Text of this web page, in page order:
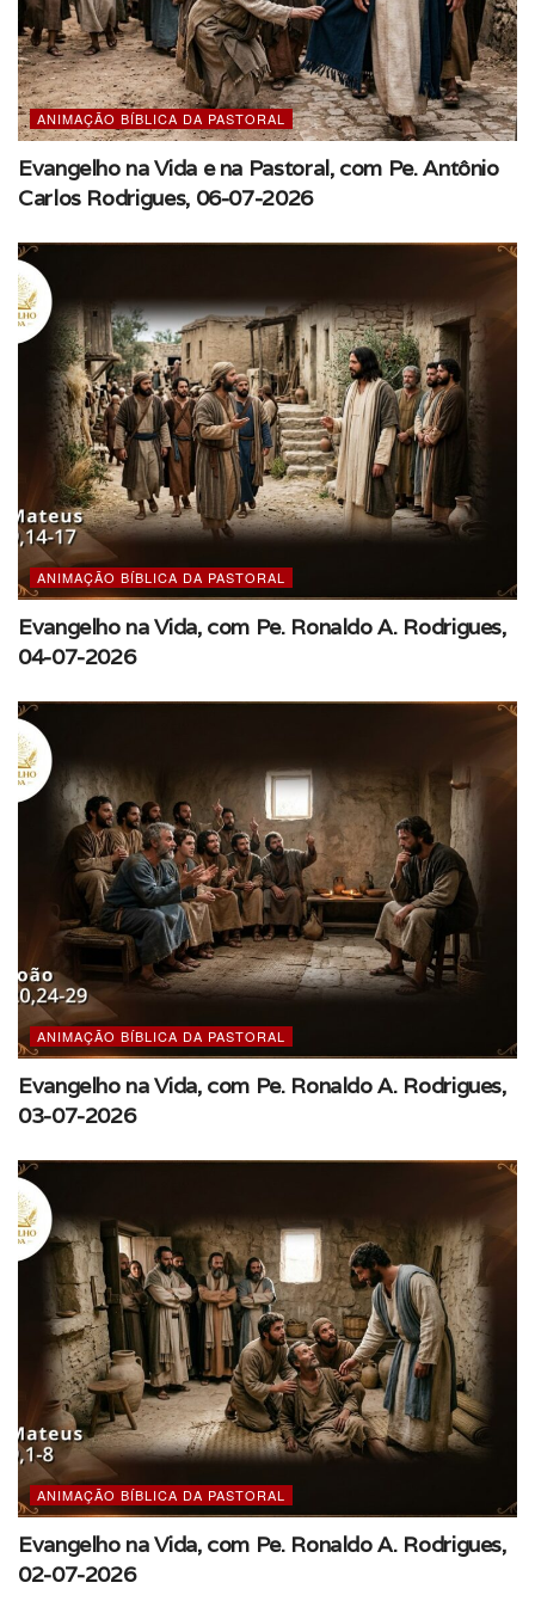
ANIMAÇÃO BÍBLICA DA PASTORAL
Evangelho na Vida e na Pastoral, com Pe. Antônio
Carlos Rodrigues, 06-07-2026
ANIMAÇÃO BÍBLICA DA PASTORAL
Evangelho na Vida, com Pe. Ronaldo A. Rodrigues,
04-07-2026
ANIMAÇÃO BÍBLICA DA PASTORAL
Evangelho na Vida, com Pe. Ronaldo A. Rodrigues,
03-07-2026
ANIMAÇÃO BÍBLICA DA PASTORAL
Evangelho na Vida, com Pe. Ronaldo A. Rodrigues,
02-07-2026